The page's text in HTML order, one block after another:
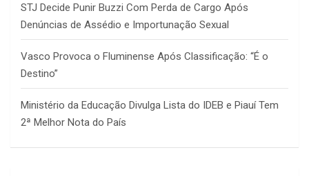
STJ Decide Punir Buzzi Com Perda de Cargo Após
Denúncias de Assédio e Importunação Sexual
Vasco Provoca o Fluminense Após Classificação: “É o
Destino”
Ministério da Educação Divulga Lista do IDEB e Piauí Tem
2ª Melhor Nota do País